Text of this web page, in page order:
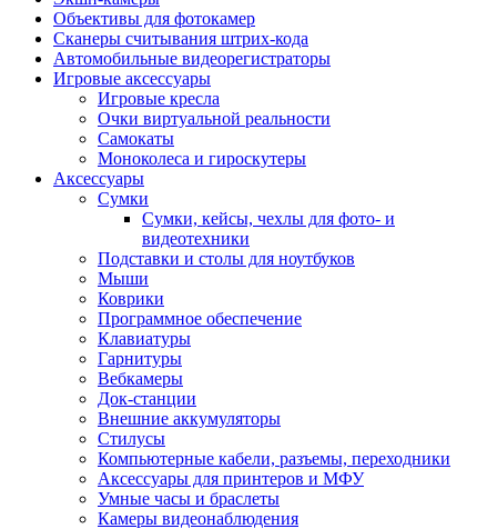
Объективы для фотокамер
Сканеры считывания штрих-кода
Автомобильные видеорегистраторы
Игровые аксессуары
Игровые кресла
Очки виртуальной реальности
Самокаты
Моноколеса и гироскутеры
Аксессуары
Сумки
Сумки, кейсы, чехлы для фото- и
видеотехники
Подставки и столы для ноутбуков
Мыши
Коврики
Программное обеспечение
Клавиатуры
Гарнитуры
Вебкамеры
Док-станции
Внешние аккумуляторы
Стилусы
Компьютерные кабели, разъемы, переходники
Аксессуары для принтеров и МФУ
Умные часы и браслеты
Камеры видеонаблюдения